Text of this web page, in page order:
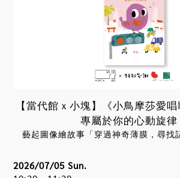
【當代館ｘ小塊】《小鳥摩莎愛
專屬於你的心動旋律
藝起圖像繪故事「穿過神奇薄膜，尋找
2026/07/05 Sun.